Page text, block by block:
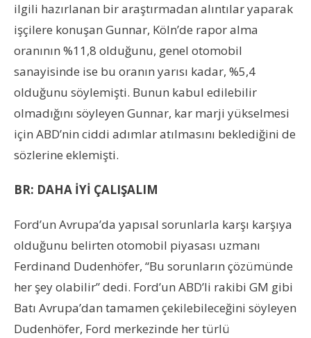
ilgili hazırlanan bir araştırmadan alıntılar yaparak
işçilere konuşan Gunnar, Köln’de rapor alma
oranının %11,8 olduğunu, genel otomobil
sanayisinde ise bu oranın yarısı kadar, %5,4
olduğunu söylemişti. Bunun kabul edilebilir
olmadığını söyleyen Gunnar, kar marji yükselmesi
için ABD’nin ciddi adımlar atılmasını beklediğini de
sözlerine eklemişti.
BR: DAHA İYİ ÇALIŞALIM
Ford’un Avrupa’da yapısal sorunlarla karşı karşıya
olduğunu belirten otomobil piyasası uzmanı
Ferdinand Dudenhöfer, “Bu sorunların çözümünde
her şey olabilir” dedi. Ford’un ABD’li rakibi GM gibi
Batı Avrupa’dan tamamen çekilebileceğini söyleyen
Dudenhöfer, Ford merkezinde her türlü